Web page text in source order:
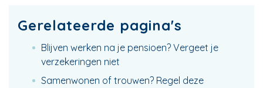
Gerelateerde pagina's
Blijven werken na je pensioen? Vergeet je
verzekeringen niet
Samenwonen of trouwen? Regel deze